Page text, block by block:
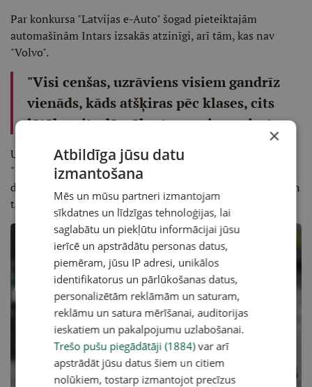
Par konkursa "Latvijas e-Auto" šogad pieteiktajām
automašīnām Intars izsakās atzinīgi, arī tām, kas nav
"Volvo".
"Visi cenšas, uzrāviens visiem gandrīz
vienāds, kāds atšķiras pēc klases, cits
lētāks, cits dārgāks, to uzreiz var just.
Un es arī to pieņemu, mani tas netraucē," viņš saka.
"Mersīši" bija forši, KIA busiņš likās ļoti intriģējošs,
džipiņš bija foršs. Bet tas vairāk laukiem, ne asfaltam. Man
tāds piestāvētu."
×
Atbildīga jūsu datu
izmantošana
Mēs un mūsu partneri izmantojam
sīkdatnes un līdzīgas tehnoloģijas, lai
saglabātu un piekļūtu informācijai jūsu
ierīcē un apstrādātu personas datus,
piemēram, jūsu IP adresi, unikālos
identifikatorus un pārlūkošanas datus,
personalizētām reklāmām un saturam,
reklāmu un satura mērīšanai, auditorijas
ieskatiem un pakalpojumu uzlabošanai.
Trešo pušu piegādātāji (1884)var arī
apstrādāt jūsu datus šiem un citiem
nolūkiem, tostarp izmantojot precīzus